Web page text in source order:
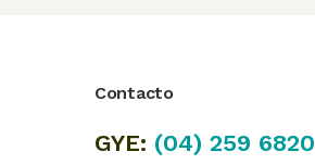
Contacto
GYE: (04) 259 6820